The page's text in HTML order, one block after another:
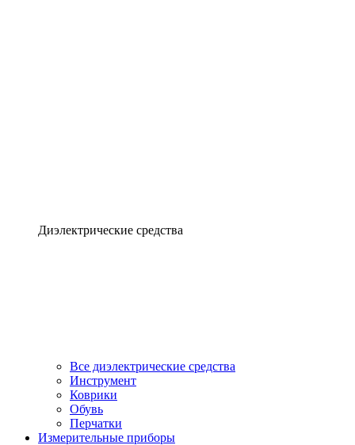
Диэлектрические средства
Все диэлектрические средства
Инструмент
Коврики
Обувь
Перчатки
Измерительные приборы